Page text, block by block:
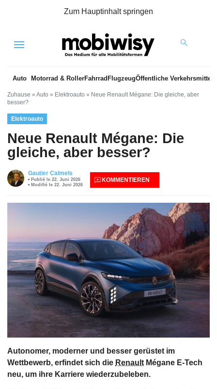
Zum Hauptinhalt springen
Menu
Auto Motorrad & RollerFahrrad FlugzeugÖffentliche Verkehrsmittel
Zuhause » Auto » Elektroauto » Neue Renault Mégane: Die gleiche, aber
besser?
Elektroauto
Neue Renault Mégane: Die
gleiche, aber besser?
Gautier Calmels
Publié le 22. Juni 2026
Modifié le 22. Juni 2026
KOMMENTIEREN
Autonomer, moderner und besser gerüstet im
Wettbewerb, erfindet sich die RenaultMégane E-Tech
neu, um ihre Karriere wiederzubeleben.